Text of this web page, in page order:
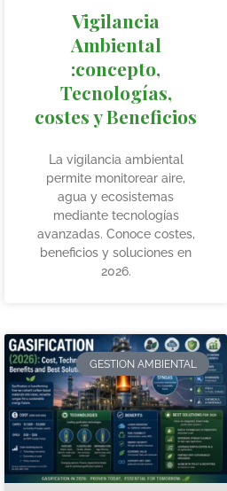
Vigilancia
Ambiental
:concepto,
Tecnologías,
costes y Beneficios
La vigilancia ambiental
permite monitorear aire,
agua y ecosistemas
mediante tecnologías
avanzadas. Conoce costes,
beneficios y soluciones en
2026.
GESTION AMBIENTAL